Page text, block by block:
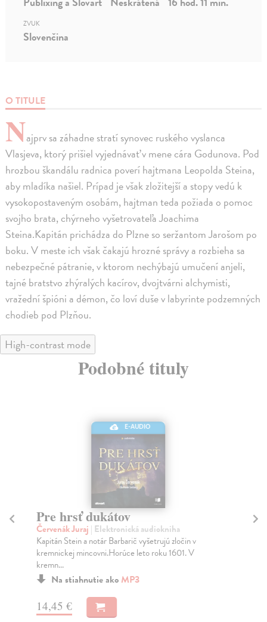
O TITULE
Najprv sa záhadne stratí synovec ruského vyslanca
Vlasjeva, ktorý prišiel vyjednávať v mene cára Godunova. Pod
hrozbou škandálu radnica poverí hajtmana Leopolda Steina,
aby mladíka našiel. Prípad je však zložitejší a stopy vedú k
vysokopostaveným osobám, hajtman teda požiada o pomoc
svojho brata, chýrneho vyšetrovateľa Joachima
Steina.Kapitán prichádza do Plzne so seržantom Jarošom po
boku. V meste ich však čakajú hrozné správy a rozbieha sa
nebezpečné pátranie, v ktorom nechýbajú umučení anjeli,
tajné bratstvo zhýralých kacírov, dvojtvárni alchymisti,
vražední špióni a démon, čo loví duše v labyrinte podzemných
chodieb pod Plzňou.
ZVUK
Slovenčina
High-contrast mode
Podobné tituly
E-AUDIO
Pre hrsť dukátov
Červenák Juraj | Elektronická audiokniha
Kapitán Stein a notár Barbarič vyšetrujú zločin v
kremnickej mincovni.Horúce leto roku 1601. V
kremn...
Na stiahnutie ako MP3
14,45 €